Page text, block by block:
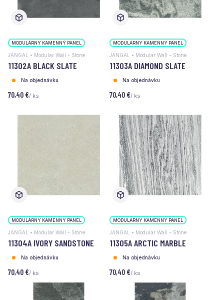
MODULÁRNY KAMENNÝ PANEL
JANGAL • Modular Wall - Stone
11302A BLACK SLATE
Na objednávku
70,40 €/ ks
MODULÁRNY KAMENNÝ PANEL
JANGAL • Modular Wall - Stone
11303A DIAMOND SLATE
Na objednávku
70,40 €/ ks
MODULÁRNY KAMENNÝ PANEL
JANGAL • Modular Wall - Stone
11304A IVORY SANDSTONE
Na objednávku
70,40 €/ ks
MODULÁRNY KAMENNÝ PANEL
JANGAL • Modular Wall - Stone
11305A ARCTIC MARBLE
Na objednávku
70,40 €/ ks